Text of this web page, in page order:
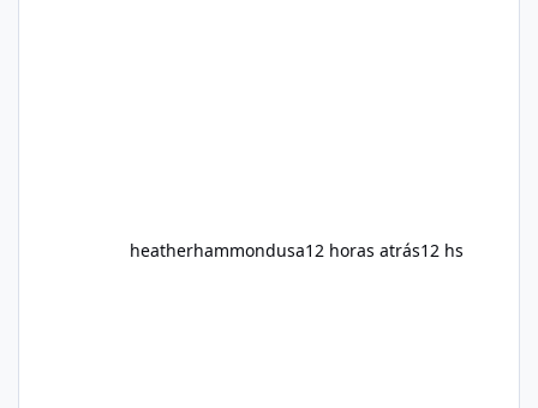
heatherhammondusa12 horas atrás12 hs